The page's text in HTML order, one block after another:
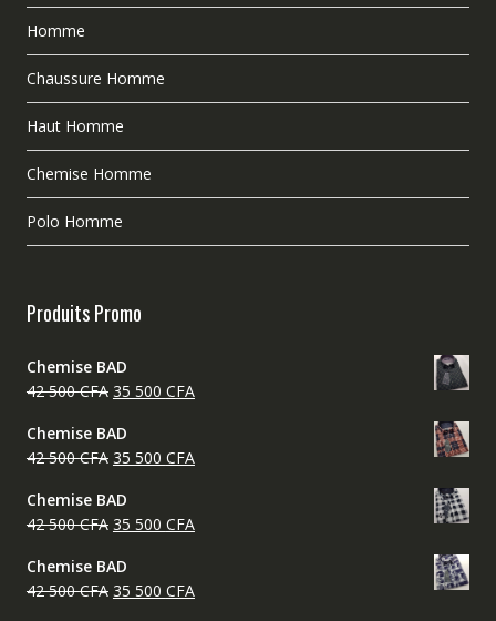
Homme
Chaussure Homme
Haut Homme
Chemise Homme
Polo Homme
Produits Promo
Chemise BAD
42 500CFA Le
initial
était :
500 CFA.
35 500 CFALe
est :
Chemise BAD
42 500CFA Le
initial
était :
500 CFA.
35 500 CFALe
est :
Chemise BAD
42 500CFA Le
initial
était :
35 500 CFALe
est :
Chemise BAD
42 500CFA Le
35 500 CFALe